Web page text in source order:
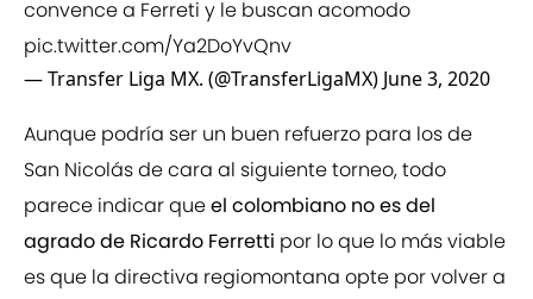
convence a Ferreti y le buscan acomodo
pic.twitter.com/Ya2DoYvQnv
— Transfer Liga MX. (@TransferLigaMX) June 3, 2020
Aunque podría ser un buen refuerzo para los de
San Nicolás de cara al siguiente torneo, todo
parece indicar queel colombiano no es del
agrado de Ricardo Ferretti por lo que lo más viable
es que la directiva regiomontana opte por volver a